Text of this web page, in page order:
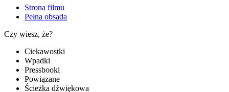
Strona filmu
Pełna obsada
Czy wiesz, że?
Ciekawostki
Wpadki
Pressbooki
Powiązane
Ścieżka dźwiękowa